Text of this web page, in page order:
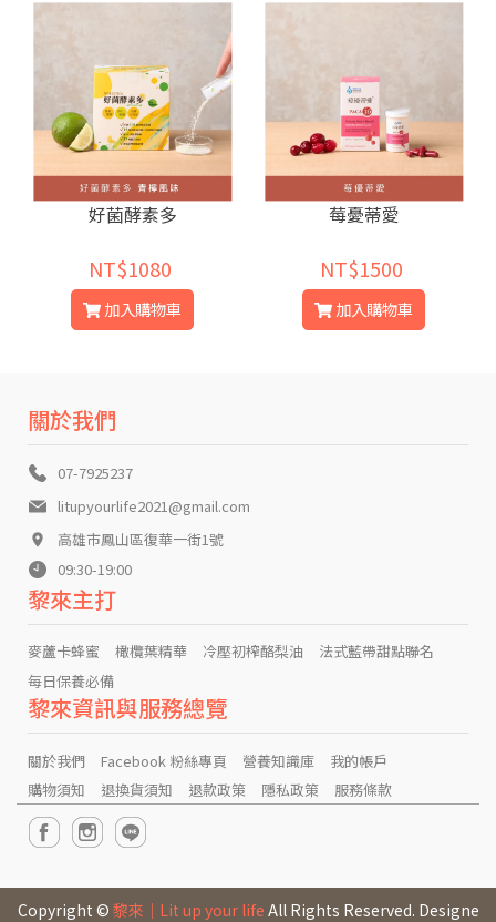
好菌酵素多
NT$1080
加入購物車
莓憂蒂愛
NT$1500
加入購物車
關於我們
07-7925237
litupyourlife2021@gmail.com
高雄市鳳山區復華一街1號
09:30-19:00
黎來主打
麥蘆卡蜂蜜 橄欖葉精華 冷壓初榨酪梨油
法式藍帶甜點聯名
每日保養必備
黎來資訊與服務總覽
關於我們 Facebook 粉絲專頁 營養知識庫
我的帳戶
購物須知
退換貨須知 退款政策 隱私政策 服務條款
Copyright © 黎來｜Lit up your life All Rights Reserved. Designe